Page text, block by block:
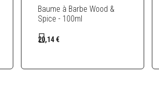
Baume à Barbe Wood &
Spice - 100ml
20,14 €